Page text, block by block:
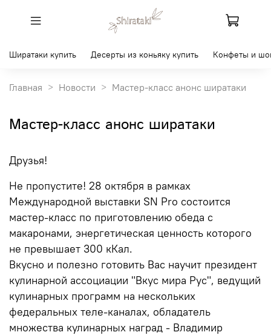
Ширатаки купить Десерты из коньяку купить Конфеты и
Главная Новости Мастер-класс анонс ширатаки
Мастер-класс анонс ширатаки
Друзья!
Не пропустите! 28 октября в рамках
Международной выставки SN Pro состоится
мастер-класс по приготовлению обеда с
макаронами, энергетическая ценность которого
не превышает 300 кКал.
Вкусно и полезно готовить Вас научит президент
кулинарной ассоциации "Вкус мира Рус", ведущий
кулинарных программ на нескольких
федеральных теле-каналах, обладатель
множества кулинарных наград - Владимир